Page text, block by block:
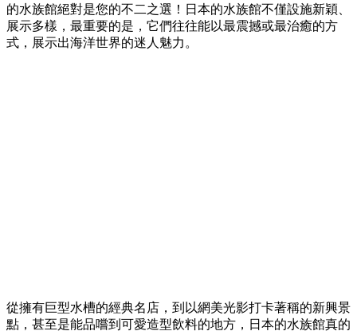
的水族館絕對是您的不二之選！日本的水族館不僅設施新穎、
展示多樣， 最重要的是， 它們往往能以最震撼或最治癒的方
式， 展示出海洋世界的迷人魅力。
從擁有巨型水槽的經典名店， 到以網美光影打卡著稱的新興景
點， 甚至是能品嚐到可愛造型飲料的地方， 日本的水族館真的